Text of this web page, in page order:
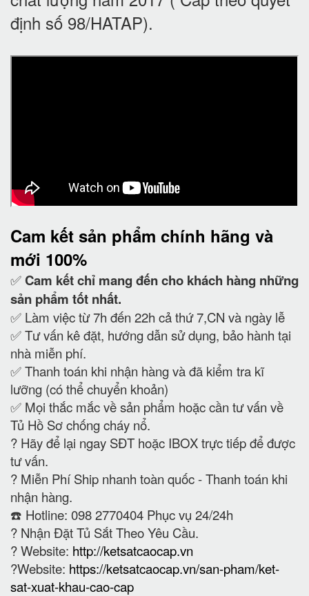
định số 98/HATAP).
Cam kết sản phẩm chính hãng và
mới 100%
✅ Cam kếtchỉ mang đến cho khách hàng những
sản phẩm tốt nhất.
✅ Làm việc từ 7h đến 22h cả thứ 7,CN và ngày lễ
✅ Tư vấn kê đặt, hướng dẫn sử dụng, bảo hành tại
nhà miễn phí.
✅ Thanh toán khi nhận hàng và đã kiểm tra kĩ
lưỡng (có thể chuyển khoản)
✅ Mọi thắc mắc về sản phẩm hoặc cần tư vấn về
Tủ Hồ Sơ chống cháy nổ.
? Hãy để lại ngay SĐT hoặc IBOX trực tiếp để được
tư vấn.
? Miễn Phí Ship nhanh toàn quốc - Thanh toán khi
nhận hàng.
☎️ Hotline: 098 2770404 Phục vụ 24/24h
? Nhận Đặt Tủ Sắt Theo Yêu Cầu.
? Website: http://ketsatcaocap.vn
?Website: https://ketsatcaocap.vn/san-pham/ket-
sat-xuat-khau-cao-cap